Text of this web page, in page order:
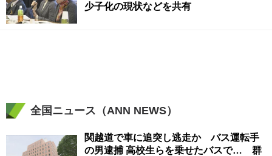
少子化の現状などを共有
全国ニュース（ANN NEWS）
関越道で車に追突し逃走か バス運転手
の男逮捕 高校生らを乗せたバスで… 群